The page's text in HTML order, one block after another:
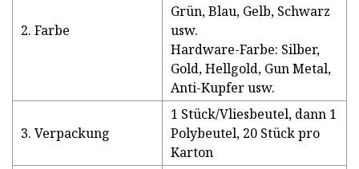
2. Farbe
Grün, Blau, Gelb, Schwarz
usw.
Hardware-Farbe: Silber,
Gold, Hellgold, Gun Metal,
Anti-Kupfer usw.
3. Verpackung
1 Stück/Vliesbeutel, dann 1
Polybeutel, 20 Stück pro
Karton